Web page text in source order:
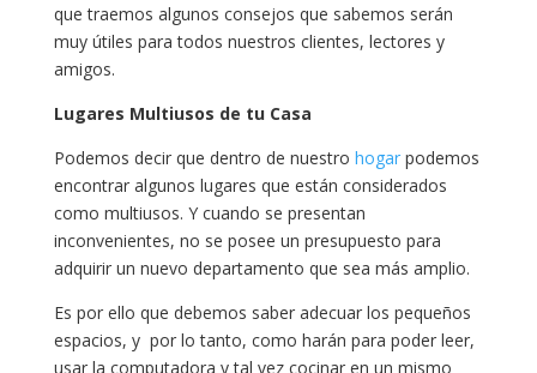
que traemos algunos consejos que sabemos serán
muy útiles para todos nuestros clientes, lectores y
amigos.
Lugares Multiusos de tu Casa
Podemos decir que dentro de nuestro hogarpodemos
encontrar algunos lugares que están considerados
como multiusos. Y cuando se presentan
inconvenientes, no se posee un presupuesto para
adquirir un nuevo departamento que sea más amplio.
Es por ello que debemos saber adecuar los pequeños
espacios, y por lo tanto, como harán para poder leer,
usar la computadora y tal vez cocinar en un mismo